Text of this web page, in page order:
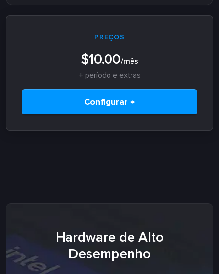
PREÇOS
$10.00/mês
+ período e extras
Configurar →
Hardware de Alto
Desempenho